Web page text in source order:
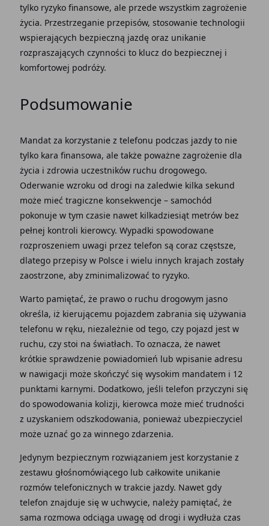
tylko ryzyko finansowe, ale przede wszystkim zagrożenie
życia. Przestrzeganie przepisów, stosowanie technologii
wspierających bezpieczną jazdę oraz unikanie
rozpraszających czynności to klucz do bezpiecznej i
komfortowej podróży.
Podsumowanie
Mandat za korzystanie z telefonu podczas jazdy to nie
tylko kara finansowa, ale także poważne zagrożenie dla
życia i zdrowia uczestników ruchu drogowego.
Oderwanie wzroku od drogi na zaledwie kilka sekund
może mieć tragiczne konsekwencje – samochód
pokonuje w tym czasie nawet kilkadziesiąt metrów bez
pełnej kontroli kierowcy. Wypadki spowodowane
rozproszeniem uwagi przez telefon są coraz częstsze,
dlatego przepisy w Polsce i wielu innych krajach zostały
zaostrzone, aby zminimalizować to ryzyko.
Warto pamiętać, że prawo o ruchu drogowym jasno
określa, iż kierującemu pojazdem zabrania się używania
telefonu w ręku, niezależnie od tego, czy pojazd jest w
ruchu, czy stoi na światłach. To oznacza, że nawet
krótkie sprawdzenie powiadomień lub wpisanie adresu
w nawigacji może skończyć się wysokim mandatem i 12
punktami karnymi. Dodatkowo, jeśli telefon przyczyni się
do spowodowania kolizji, kierowca może mieć trudności
z uzyskaniem odszkodowania, ponieważ ubezpieczyciel
może uznać go za winnego zdarzenia.
Jedynym bezpiecznym rozwiązaniem jest korzystanie z
zestawu głośnomówiącego lub całkowite unikanie
rozmów telefonicznych w trakcie jazdy. Nawet gdy
telefon znajduje się w uchwycie, należy pamiętać, że
sama rozmowa odciąga uwagę od drogi i wydłuża czas